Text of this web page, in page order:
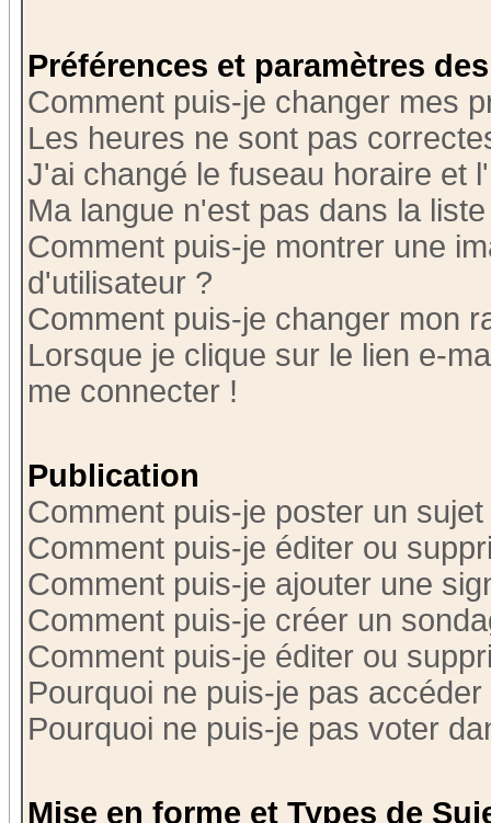
Préférences et paramètres
Comment puis-je changer mes
Les heures ne sont pas
J'ai changé le fuseau horaire et
Ma langue n'est pas dans la
Comment puis-je montrer une
d'utilisateur ?
Comment puis-je changer mon
Lorsque je clique sur le lien e-
me connecter !
Publication
Comment puis-je poster un
Comment puis-je éditer ou
Comment puis-je ajouter une
Comment puis-je créer un
Comment puis-je éditer ou
Pourquoi ne puis-je pas
Pourquoi ne puis-je pas voter
Mise en forme et Types de